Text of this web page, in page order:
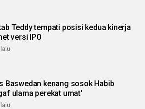
Teddy tempati posisi kedua kinerja
versi IPO
Baswedan kenang sosok Habib
ulama perekat umat'